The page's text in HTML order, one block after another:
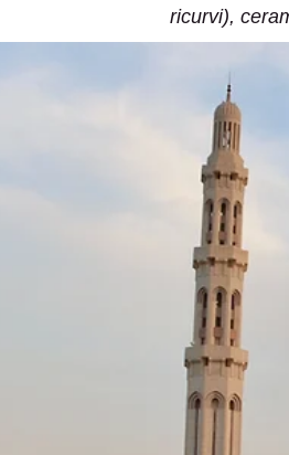
ricurvi),